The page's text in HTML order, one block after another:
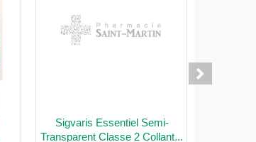
Sigvaris Essentiel Semi-
Transparent Classe 2 Collant...